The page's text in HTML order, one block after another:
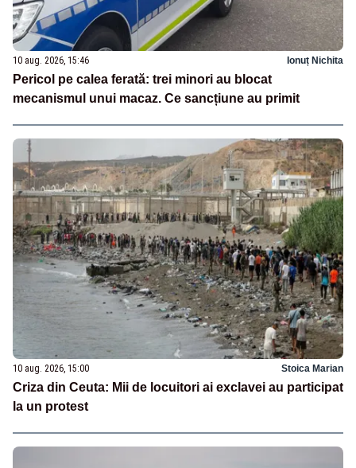
10 aug. 2026, 15:46 Ionuț Nichita
Pericol pe calea ferată: trei minori au blocat
mecanismul unui macaz. Ce sancțiune au primit
10 aug. 2026, 15:00 Stoica Marian
Criza din Ceuta: Mii de locuitori ai exclavei au participat
la un protest